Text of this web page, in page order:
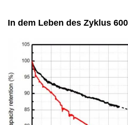
In dem Leben des Zyklus